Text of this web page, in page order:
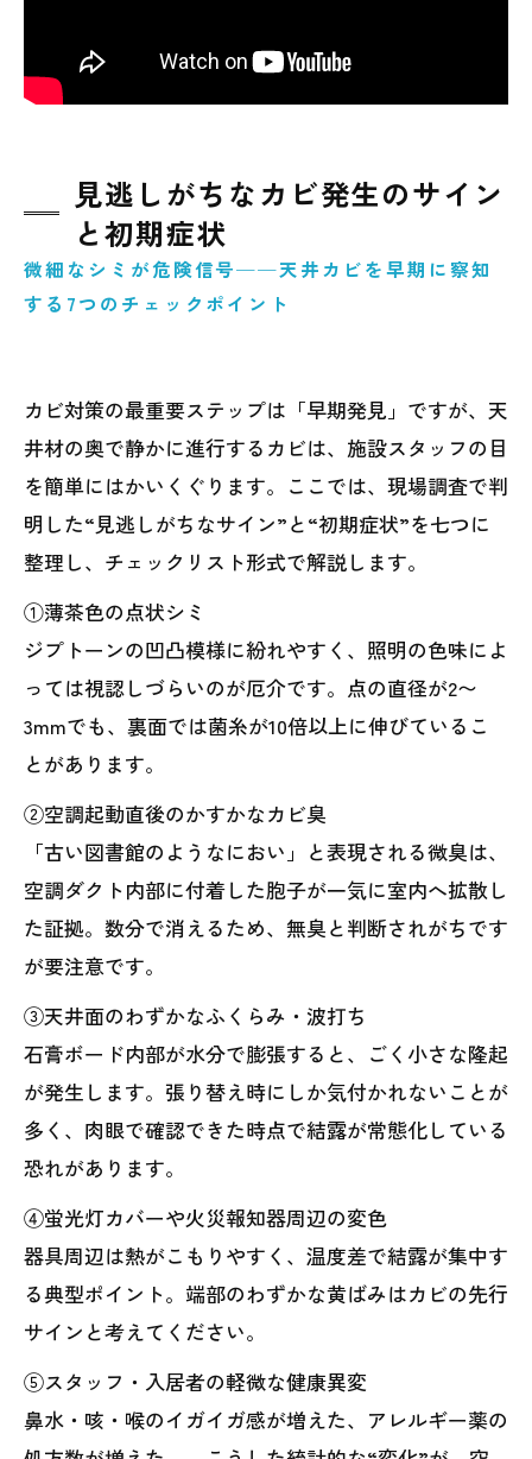
見逃しがちなカビ発生のサイン
と初期症状
微細なシミが危険信号──天井カビを早期に察知
する7つのチェックポイント
カビ対策の最重要ステップは「早期発見」ですが、天
井材の奥で静かに進行するカビは、施設スタッフの目
を簡単にはかいくぐります。ここでは、現場調査で判
明した“見逃しがちなサイン”と“初期症状”を七つに
整理し、チェックリスト形式で解説します。
①薄茶色の点状シミ
ジプトーンの凹凸模様に紛れやすく、照明の色味によ
っては視認しづらいのが厄介です。点の直径が2〜
3mmでも、裏面では菌糸が10倍以上に伸びているこ
とがあります。
②空調起動直後のかすかなカビ臭
「古い図書館のようなにおい」と表現される微臭は、
空調ダクト内部に付着した胞子が一気に室内へ拡散し
た証拠。数分で消えるため、無臭と判断されがちです
が要注意です。
③天井面のわずかなふくらみ・波打ち
石膏ボード内部が水分で膨張すると、ごく小さな隆起
が発生します。張り替え時にしか気付かれないことが
多く、肉眼で確認できた時点で結露が常態化している
恐れがあります。
④蛍光灯カバーや火災報知器周辺の変色
器具周辺は熱がこもりやすく、温度差で結露が集中す
る典型ポイント。端部のわずかな黄ばみはカビの先行
サインと考えてください。
⑤スタッフ・入居者の軽微な健康異変
鼻水・咳・喉のイガイガ感が増えた、アレルギー薬の